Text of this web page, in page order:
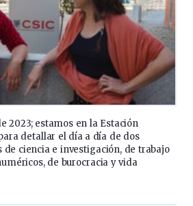
2023; estamos en la Estación
detallar el día a día de dos
de ciencia e investigación, de trabajo
de burocracia y vida